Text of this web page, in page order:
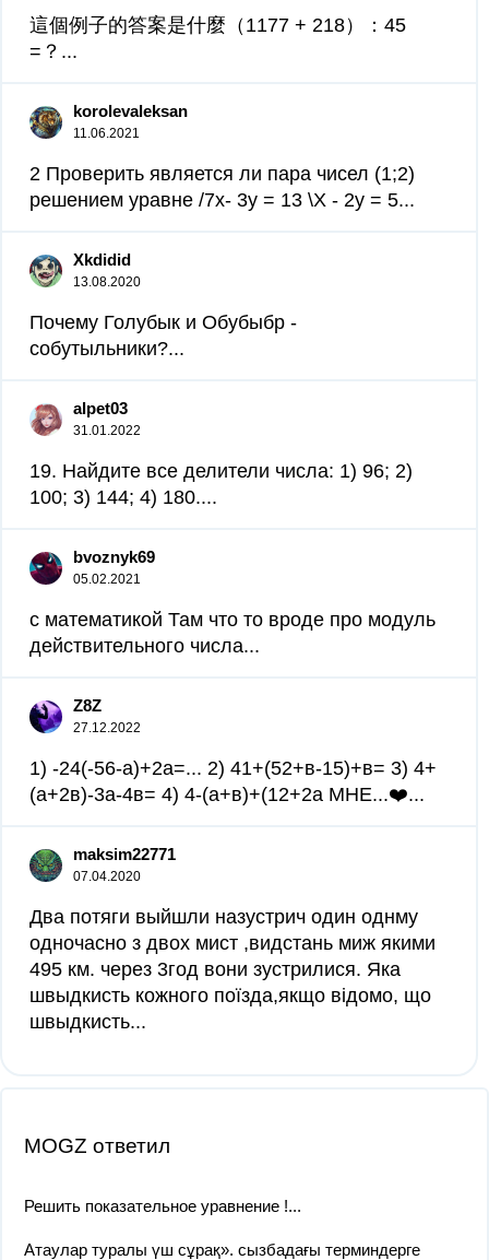
這個例子的答案是什麼（1177 + 218）：45
=？...
korolevaleksan
11.06.2021
2 Проверить является ли пара чисел (1;2)
решением уравне /7х- 3у = 13 \Х - 2y = 5...
Xkdidid
13.08.2020
Почему Голубык и Обубыбр -
собутыльники?...
alpet03
31.01.2022
19. Найдите все делители числа: 1) 96; 2)
100; 3) 144; 4) 180....
bvoznyk69
05.02.2021
с математикой Там что то вроде про модуль
действительного числа...
Z8Z
27.12.2022
1) -24(-56-а)+2а=... 2) 41+(52+в-15)+в= 3) 4+
(а+2в)-3а-4в= 4) 4-(а+в)+(12+2а МНЕ...❤️...
maksim22771
07.04.2020
Два потяги выйшли назустрич один однму
одночасно з двох мист ,видстань миж якими
495 км. через 3год вони зустрилися. Яка
швыдкисть кожного поїзда,якщо відомо, що
швыдкисть...
MOGZ ответил
Решить показательное уравнение !...
Атаулар туралы үш сұрақ». сызбадағы терминдерге